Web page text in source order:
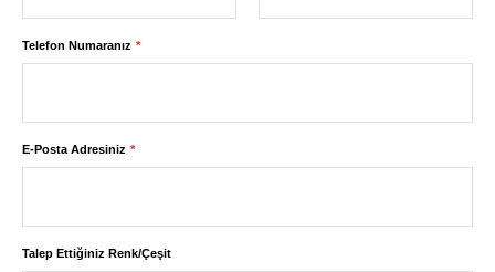
Telefon Numaranız
E-Posta Adresiniz
Talep Ettiğiniz Renk/Çeşit